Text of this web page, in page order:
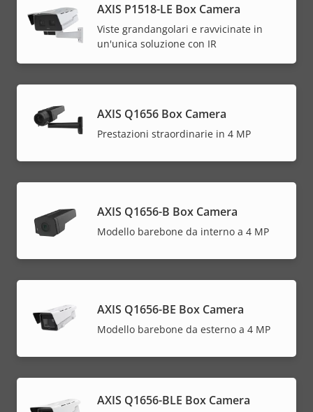
AXIS P1518-LE Box Camera
Viste grandangolari e ravvicinate in
un'unica soluzione con IR
AXIS Q1656 Box Camera
Prestazioni straordinarie in 4 MP
AXIS Q1656-B Box Camera
Modello barebone da interno a 4 MP
AXIS Q1656-BE Box Camera
Modello barebone da esterno a 4 MP
AXIS Q1656-BLE Box Camera